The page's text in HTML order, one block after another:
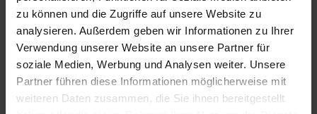
zu können und die Zugriffe auf unsere Website zu
analysieren. Außerdem geben wir Informationen zu Ihrer
Verwendung unserer Website an unsere Partner für
soziale Medien, Werbung und Analysen weiter. Unsere
Partner führen diese Informationen möglicherweise mit
weiteren Daten zusammen, die Sie ihnen bereitgestellt
E-Mail:info@wb-immobilien.de
Web:www.wb-immobilien.de
PROFIL